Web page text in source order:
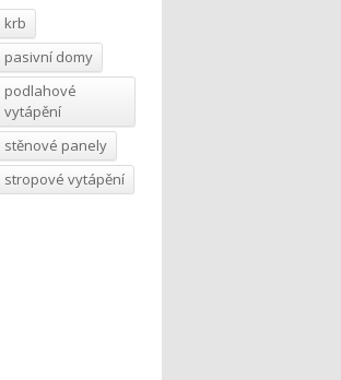
krb
pasivní domy
podlahové
vytápění
stěnové panely
stropové vytápění